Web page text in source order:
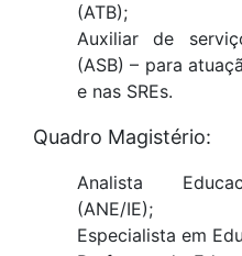
(ATB);
Auxiliar de
(ASB) – para
e nas SREs.
Quadro Magistério:
Analista
(ANE/IE);
Especialista em